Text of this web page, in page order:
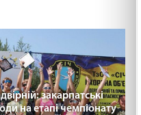
/1486/ Майтеся
закарпатські
на етапі чемпіонату